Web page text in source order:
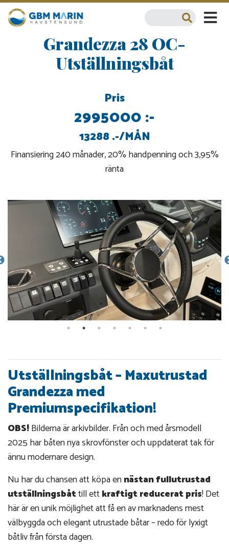
Grandezza 28 OC-
Utställningsbåt
Pris
2995000 :-
13288 .-/MÅN
Finansiering 240 månader, 20% handpenning och 3,95%
ränta
Utställningsbåt – Maxutrustad
Grandezza med
Premiumspecifikation!
OBS!Bilderna är arkivbilder. Från och med årsmodell
2025 har båten nya skrovfönster och uppdaterat tak för
ännu modernare design.
Nu har du chansen att köpa ennästan fullutrustad
utställningsbåttill ettkraftigt reducerat pris! Det
här är en unik möjlighet att få en av marknadens mest
välbyggda och elegant utrustade båtar – redo för lyxigt
båtliv från första dagen.